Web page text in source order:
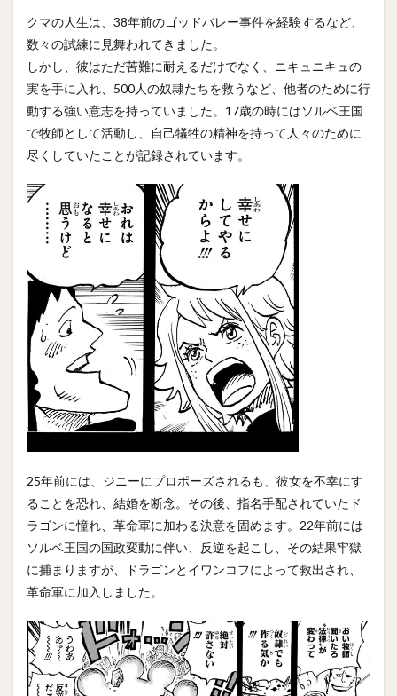
クマの人生は、38年前のゴッドバレー事件を経験するなど、
数々の試練に見舞われてきました。
しかし、彼はただ苦難に耐えるだけでなく、ニキュニキュの
実を手に入れ、500人の奴隷たちを救うなど、他者のために行
動する強い意志を持っていました。17歳の時にはソルベ王国
で牧師として活動し、自己犠牲の精神を持って人々のために
尽くしていたことが記録されています。
25年前には、ジニーにプロポーズされるも、彼女を不幸にす
ることを恐れ、結婚を断念。その後、指名手配されていたド
ラゴンに憧れ、革命軍に加わる決意を固めます。22年前には
ソルベ王国の国政変動に伴い、反逆を起こし、その結果牢獄
に捕まりますが、ドラゴンとイワンコフによって救出され、
革命軍に加入しました。